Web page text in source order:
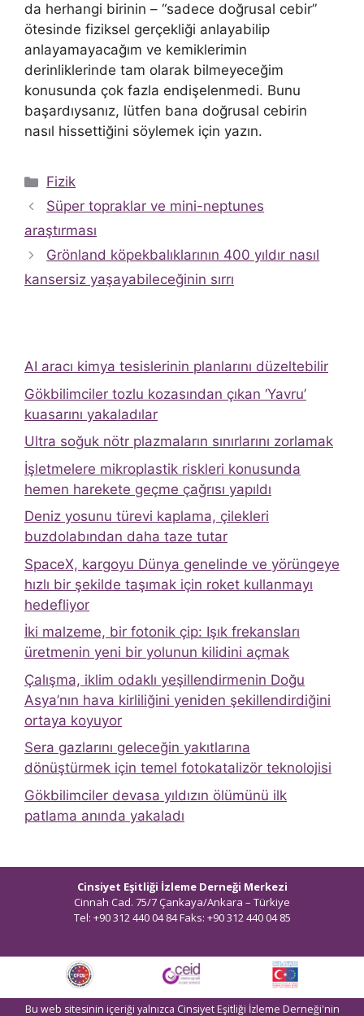
da herhangi birinin – “sadece doğrusal cebir”
ötesinde fiziksel gerçekliği anlayabilip
anlayamayacağım ve kemiklerimin
derinliklerinde tam olarak bilmeyeceğim
konusunda çok fazla endişelenmedi. Bunu
başardıysanız, lütfen bana doğrusal cebirin
nasıl hissettiğini söylemek için yazın.
Kategoriler
Fizik
Süper topraklar ve mini-neptunes
araştırması
Grönland köpekbalıklarının 400 yıldır nasıl
kansersiz yaşayabileceğinin sırrı
AI aracı kimya tesislerinin planlarını düzeltebilir
Gökbilimciler tozlu kozasından çıkan ‘Yavru’
kuasarını yakaladılar
Ultra soğuk nötr plazmaların sınırlarını zorlamak
İşletmelere mikroplastik riskleri konusunda
hemen harekete geçme çağrısı yapıldı
Deniz yosunu türevi kaplama, çilekleri
buzdolabından daha taze tutar
SpaceX, kargoyu Dünya genelinde ve yörüngeye
hızlı bir şekilde taşımak için roket kullanmayı
hedefliyor
İki malzeme, bir fotonik çip: Işık frekansları
üretmenin yeni bir yolunun kilidini açmak
Çalışma, iklim odaklı yeşillendirmenin Doğu
Asya’nın hava kirliliğini yeniden şekillendirdiğini
ortaya koyuyor
Sera gazlarını geleceğin yakıtlarına
dönüştürmek için temel fotokatalizör teknolojisi
Gökbilimciler devasa yıldızın ölümünü ilk
patlama anında yakaladı
Cinsiyet Eşitliği İzleme Derneği Merkezi
Cinnah Cad. 75/7 Çankaya/Ankara – Türkiye
Tel: +90 312 440 04 84 Faks: +90 312 440 04 85
Bu web sitesinin içeriği yalnızca Cinsiyet Eşitliği İzleme Derneği'nin